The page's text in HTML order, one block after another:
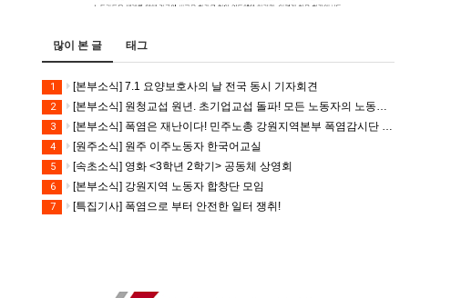
많이 본 글 태그
1 [본부소식] 7.1 요양보호사의 날 전국 동시 기자회견
2 [본부소식] 원청교섭 원년. 초기업교섭 돌파! 모든 노동자의 노동기본권 쟁취! 민주노총 7.15 총파업대회
3 [본부소식] 폭염은 재난이다! 민주노총 강원지역본부 폭염감시단 선포 기자회견
4 [원주소식] 원주 이주노동자 한국어교실
5 [속초소식] 영화 <3학년 2학기> 공동체 상영회
6 [본부소식] 강원지역 노동자 합창단 모임
7 [특집기사] 폭염으로 부터 안전한 일터 쟁취!